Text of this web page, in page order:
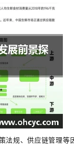
规、供应链管理等